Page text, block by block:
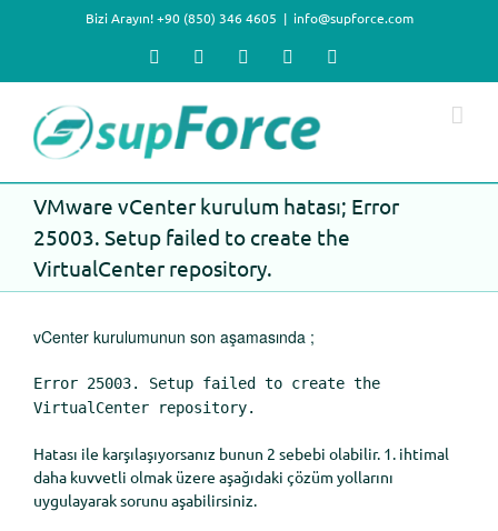
Bizi Arayın! +90 (850) 346 4605 | info@supforce.com
Facebook LinkedInYouTube
VMware vCenter kurulum hatası; Error
25003. Setup failed to create the
VirtualCenter repository.
vCenter kurulumunun son aşamasında ;
Error 25003. Setup failed to create the
VirtualCenter repository.
Hatası ile karşılaşıyorsanız bunun 2 sebebi olabilir. 1. ihtimal
daha kuvvetli olmak üzere aşağıdaki çözüm yollarını
uygulayarak sorunu aşabilirsiniz.